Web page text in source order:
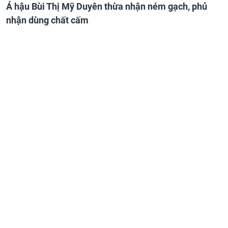
Á hậu Bùi Thị Mỹ Duyên thừa nhận ném gạch, phủ
nhận dùng chất cấm